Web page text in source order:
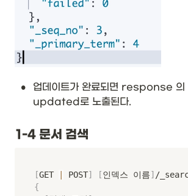
•
업데이트가 완료되면 response
updated로 노출된다.
1-4 문서 검색
[GET POST] [인덱스 이름]
{